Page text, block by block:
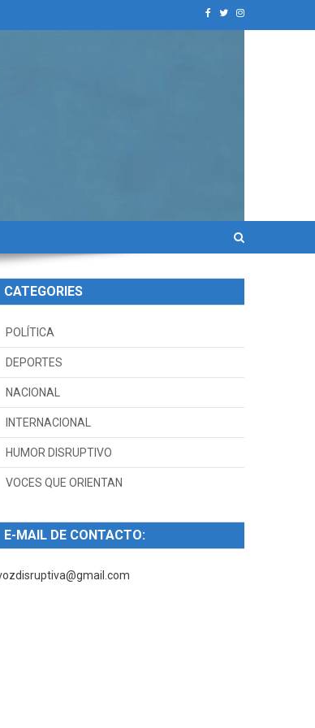
CATEGORIES
POLÍTICA
DEPORTES
NACIONAL
INTERNACIONAL
HUMOR DISRUPTIVO
VOCES QUE ORIENTAN
E-MAIL DE CONTACTO: